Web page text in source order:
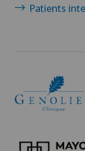
Patients